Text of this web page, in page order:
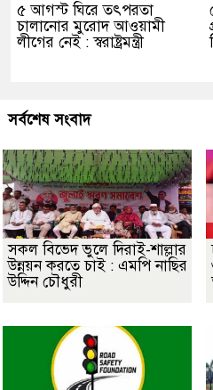
৫ আগস্ট ঘিরে তৎপরতা
চালানোর মুরোদ আওয়ামী
লীগের নেই : স্বরাষ্ট্রমন্ত্রী
সর্বশেষ সংবাদ
সকল বিভেদ ভুলে দিরাই-শাল্লার
উন্নয়ন করতে চাই : এমপি নাছির
উদ্দিন চৌধুরী